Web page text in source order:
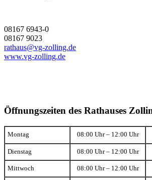
08167 6943-0
08167 9023
rathaus@vg-zolling.de
www.vg-zolling.de
Öffnungszeiten des Rathauses
Montag 08:00 Uhr – 12:00 Uhr
Dienstag 08:00 Uhr – 12:00 Uhr
Mittwoch 08:00 Uhr – 12:00 Uhr